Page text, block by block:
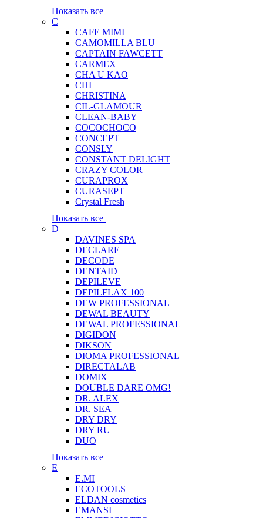
Показать все
C
CAFE MIMI
CAMOMILLA BLU
CAPTAIN FAWCETT
CARMEX
CHA U KAO
CHI
CHRISTINA
CIL-GLAMOUR
CLEAN-BABY
COCOCHOCO
CONCEPT
CONSLY
CONSTANT DELIGHT
CRAZY COLOR
CURAPROX
CURASEPT
Crystal Fresh
Показать все
D
DAVINES SPA
DECLARE
DECODE
DENTAID
DEPILEVE
DEPILFLAX 100
DEW PROFESSIONAL
DEWAL BEAUTY
DEWAL PROFESSIONAL
DIGIDON
DIKSON
DIOMA PROFESSIONAL
DIRECTALAB
DOMIX
DOUBLE DARE OMG!
DR. ALEX
DR. SEA
DRY DRY
DRY RU
DUO
Показать все
E
E.MI
ECOTOOLS
ELDAN cosmetics
EMANSI